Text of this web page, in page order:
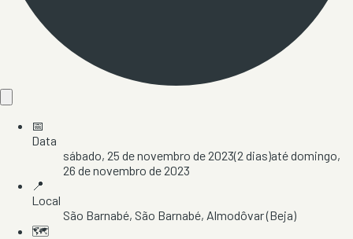
📅
Data
sábado, 25 de novembro de 2023(2 dias)atédomingo,
26 de novembro de 2023
📍
Local
São Barnabé, São Barnabé, Almodôvar(Beja)
🗺️